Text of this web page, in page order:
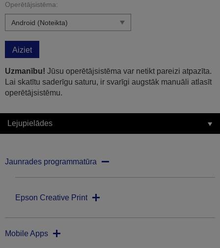
Operētājsistēma:
Aiziet
Uzmanību! Jūsu operētājsistēma var netikt pareizi atpazīta.
Lai skatītu saderīgu saturu, ir svarīgi augstāk manuāli atlasīt
operētājsistēmu.
Lejupielādes
Jaunrades programmatūra
Epson Creative Print
Mobile Apps